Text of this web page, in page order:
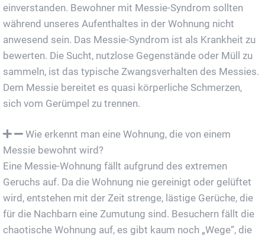
einverstanden. Bewohner mit Messie-Syndrom sollten
während unseres Aufenthaltes in der Wohnung nicht
anwesend sein. Das Messie-Syndrom ist als Krankheit zu
bewerten. Die Sucht, nutzlose Gegenstände oder Müll zu
sammeln, ist das typische Zwangsverhalten des Messies.
Dem Messie bereitet es quasi körperliche Schmerzen,
sich vom Gerümpel zu trennen.
Wie erkennt man eine Wohnung, die von einem
Messie bewohnt wird?
Eine Messie-Wohnung fällt aufgrund des extremen
Geruchs auf. Da die Wohnung nie gereinigt oder gelüftet
wird, entstehen mit der Zeit strenge, lästige Gerüche, die
für die Nachbarn eine Zumutung sind. Besuchern fällt die
chaotische Wohnung auf, es gibt kaum noch „Wege“, die